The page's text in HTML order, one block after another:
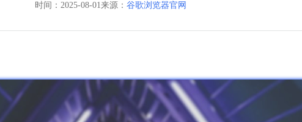
时间： 2025-08-01来源： 谷歌浏览器官网